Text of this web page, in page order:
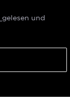
gelesen und